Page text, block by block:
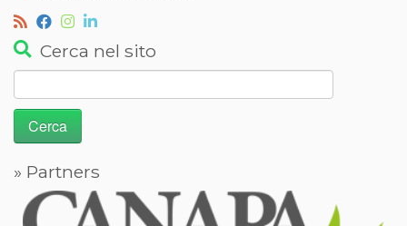
Cerca nel sito
per:
» Partners